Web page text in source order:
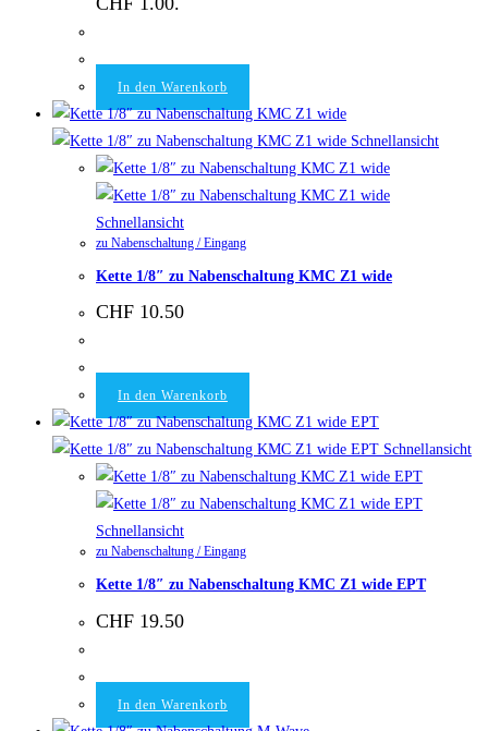
In den Warenkorb
Schnellansicht
Schnellansicht
zu Nabenschaltung / Eingang
Kette 1/8″ zu Nabenschaltung KMC Z1 wide
CHF 10.50
In den Warenkorb
Schnellansicht
Schnellansicht
zu Nabenschaltung / Eingang
Kette 1/8″ zu Nabenschaltung KMC Z1 wide EPT
CHF 19.50
In den Warenkorb